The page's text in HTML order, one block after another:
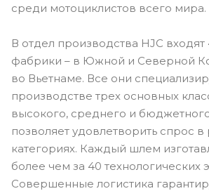
среди мотоциклистов всего мира.
В отдел производства HJC
фабрики – в Южной и Северной
во Вьетнаме. Все они
производстве трех основных
высокого, среднего и
позволяет удовлетворить спрос
категориях. Каждый шлем
более чем за 40 технологических
Совершенные логистика